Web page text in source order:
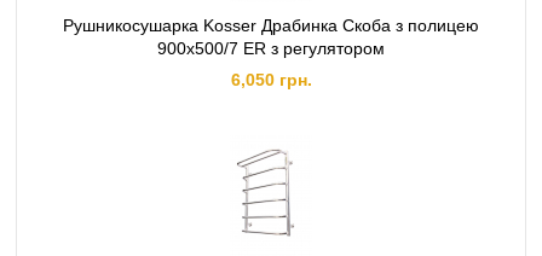
Рушникосушарка Kosser Драбинка Скоба з полицею
900х500/7 ER з регулятором
6,050 грн.